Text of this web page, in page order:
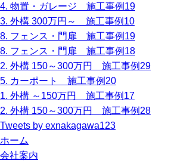
4. 物置・ガレージ 施工事例19
3. 外構 300万円～ 施工事例10
8. フェンス・門扉 施工事例19
8. フェンス・門扉 施工事例18
2. 外構 150～300万円 施工事例29
5. カーポート 施工事例20
1. 外構 ～150万円 施工事例17
2. 外構 150～300万円 施工事例28
Tweets by exnakagawa123
ホーム
会社案内